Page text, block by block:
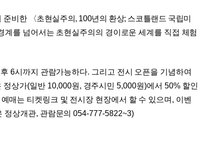
준비한 〈초현실주의 , 100년의 환상; 스코틀랜드 국립미
계를 넘어서는 초현실주의의 경이로운 세계를 직접 체험
후6시까지 관람가능하다. 그리고 전시 오픈을 기념하여
정상가(일반 10,000원 , 경주시민5,000원)에서 50% 할인
예매는 티켓링크 및 전시장 현장에서 할 수 있으며 , 이벤
정상개관, 관람문의054-777-5822~3)